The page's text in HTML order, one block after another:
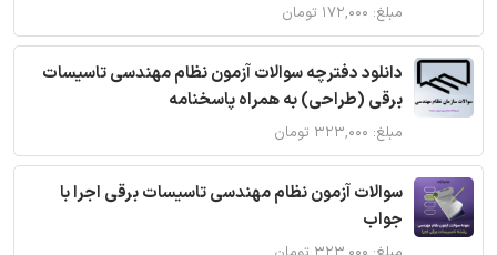
مبلغ: ۱۷۲,۰۰۰ تومان
دانلود دفترچه سوالات آزمون نظام مهندسی تاسیسات
برقی (طراحی) به همراه پاسخنامه
مبلغ: ۳۲۳,۰۰۰ تومان
سوالات آزمون نظام مهندسی تاسیسات برقی اجرا با
جواب